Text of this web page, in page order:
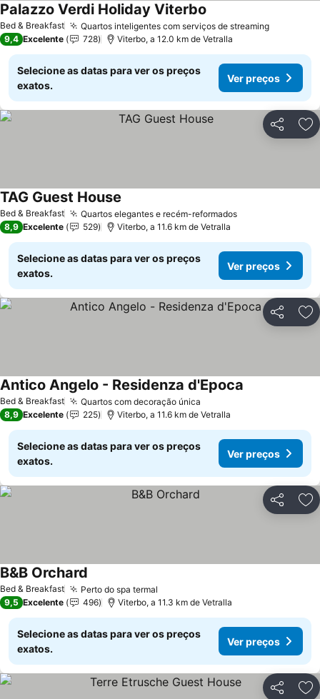
Bed & Breakfast Quartos inteligentes com serviços de streaming
Palazzo Verdi Holiday Viterbo
9,4 Excelente 728 Viterbo, a 12.0 km de Vetralla
Selecione as datas para ver os preços
exatos.
Ver preços
Partilhar
Bed & Breakfast Quartos elegantes e recém-reformados
TAG Guest House
8,9 Excelente 529 Viterbo, a 11.6 km de Vetralla
Selecione as datas para ver os preços
exatos.
Ver preços
Partilhar
Bed & Breakfast Quartos com decoração única
Antico Angelo - Residenza d'Epoca
8,9 Excelente 225 Viterbo, a 11.6 km de Vetralla
Selecione as datas para ver os preços
exatos.
Ver preços
Partilhar
Bed & Breakfast Perto do spa termal
B&B Orchard
9,5 Excelente 496 Viterbo, a 11.3 km de Vetralla
Selecione as datas para ver os preços
exatos.
Ver preços
Partilhar